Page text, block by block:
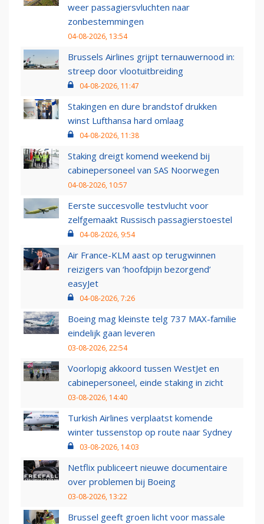
weer passagiersvluchten naar
zonbestemmingen
04-08-2026, 13:54
Brussels Airlines grijpt ternauwernood in:
streep door vlootuitbreiding
04-08-2026, 11:47
Stakingen en dure brandstof drukken
winst Lufthansa hard omlaag
04-08-2026, 11:38
Staking dreigt komend weekend bij
cabinepersoneel van SAS Noorwegen
04-08-2026, 10:57
Eerste succesvolle testvlucht voor
zelfgemaakt Russisch passagierstoestel
04-08-2026, 9:54
Air France-KLM aast op terugwinnen
reizigers van ‘hoofdpijn bezorgend’
easyJet
04-08-2026, 7:26
Boeing mag kleinste telg 737 MAX-familie
eindelijk gaan leveren
03-08-2026, 22:54
Voorlopig akkoord tussen WestJet en
cabinepersoneel, einde staking in zicht
03-08-2026, 14:40
Turkish Airlines verplaatst komende
winter tussenstop op route naar Sydney
03-08-2026, 14:03
Netflix publiceert nieuwe documentaire
over problemen bij Boeing
03-08-2026, 13:22
Brussel geeft groen licht voor massale